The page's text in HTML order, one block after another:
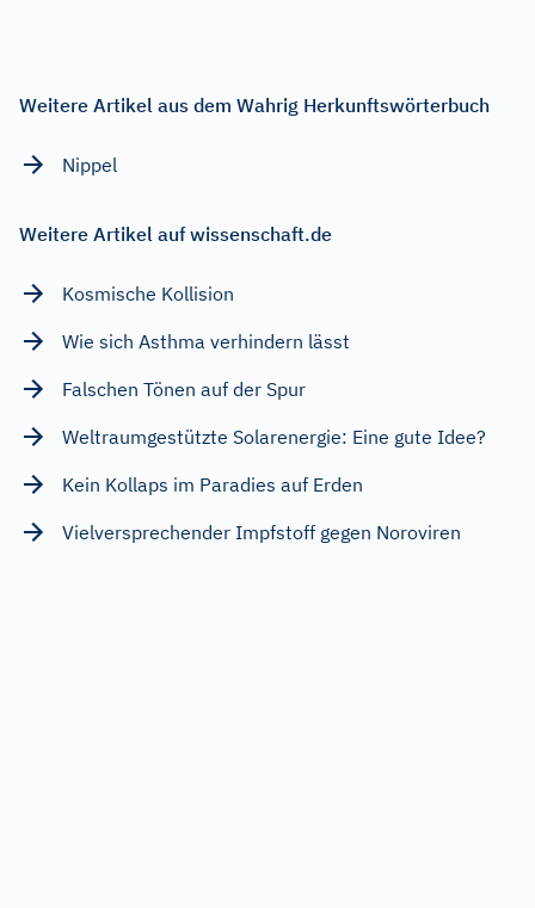
Weitere Artikel aus dem Wahrig Herkunftswörterbuch
Nippel
Weitere Artikel auf wissenschaft.de
Kosmische Kollision
Wie sich Asthma verhindern lässt
Falschen Tönen auf der Spur
Weltraumgestützte Solarenergie: Eine gute Idee?
Kein Kollaps im Paradies auf Erden
Vielversprechender Impfstoff gegen Noroviren